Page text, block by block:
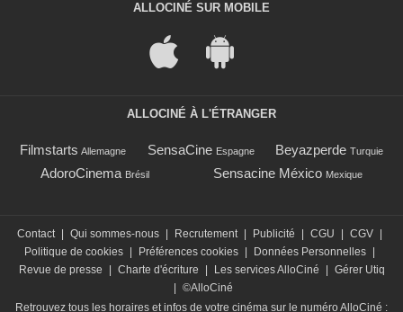
ALLOCINÉ SUR MOBILE
ALLOCINÉ À L'ÉTRANGER
Filmstarts Allemagne SensaCine Espagne Beyazperde Turquie
AdoroCinema Brésil Sensacine México Mexique
Contact Qui sommes-nous Recrutement Publicité CGU CGV
Politique de cookies
Préférences cookies Données Personnelles
Revue de presse
Charte d'écriture Les services AlloCiné
Gérer Utiq
©AlloCiné
Retrouvez tous les horaires et infos de votre cinéma sur le numéro AlloCiné :